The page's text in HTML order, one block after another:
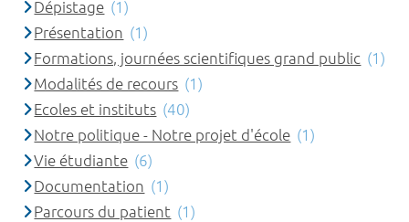
Dépistage (1)
Présentation (1)
Formations, journées scientifiques grand public (1)
Modalités de recours (1)
Ecoles et instituts (40)
Notre politique - Notre projet d'école (1)
Vie étudiante (6)
Documentation (1)
Parcours du patient (1)